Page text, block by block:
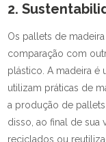
2.
Os pallets de
comparação com
plástico. A madeira é
utilizam práticas de
a produção de
disso, ao final de sua
reciclados ou